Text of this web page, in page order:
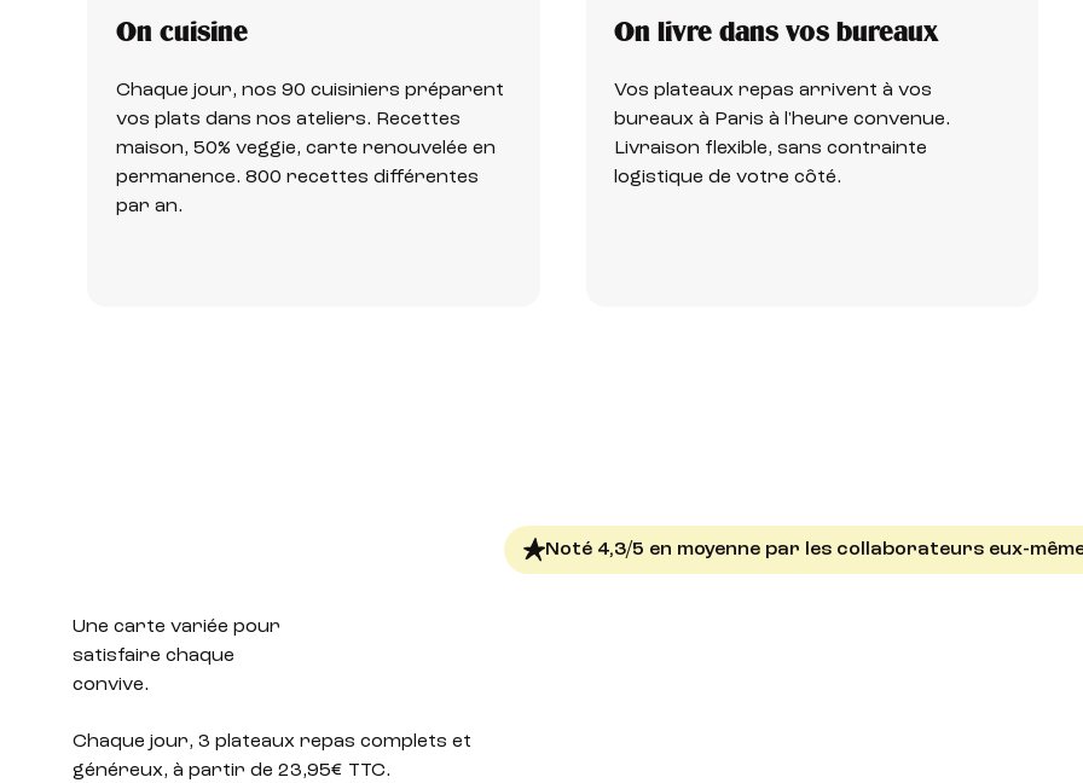
On cuisine
Chaque jour, nos 90 cuisiniers préparent
vos plats dans nos ateliers. Recettes
maison, 50% veggie, carte renouvelée en
permanence. 800 recettes différentes
par an.
On livre dans vos bureaux
Vos plateaux repas arrivent à vos
bureaux à Paris à l'heure convenue.
Livraison flexible, sans contrainte
logistique de votre côté.
Noté 4,3/5 en moyenne par les collaborateurs eux-
Une carte variée pour
satisfaire chaque
convive.
Chaque jour, 3 plateaux repas complets et
généreux, à partir de 23,95€ TTC.